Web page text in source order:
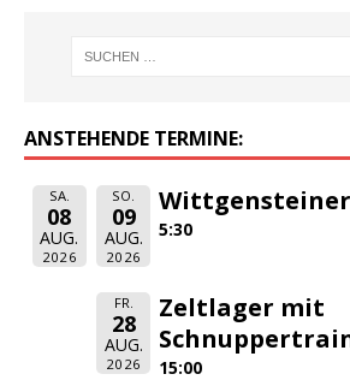
ANSTEHENDE TERMINE:
SA.
08
AUG.
2026
SO.
09
AUG.
2026
5:30
FR.
28
AUG.
2026
Zeltlager mit
15:00